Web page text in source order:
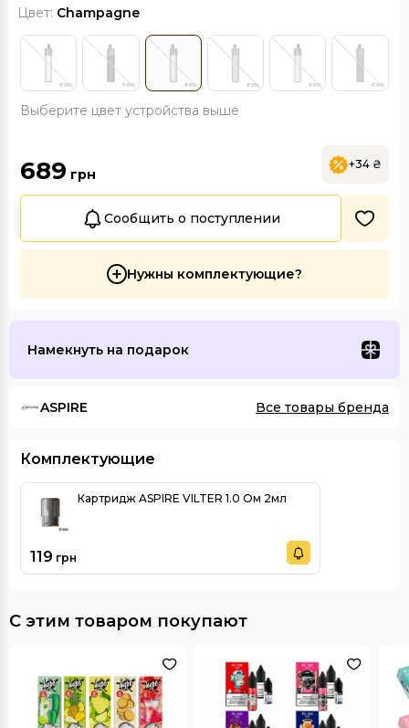
Цвет: Champagne
Выберите цвет устройства выше
689 грн
+34 ₴
Сообщить о поступлении
Нужны комплектующие?
Намекнуть на подарок
ASPIRE Все товары бренда
Комплектующие
Картридж ASPIRE VILTER 1.0 Ом 2мл
119 грн
С этим товаром покупают